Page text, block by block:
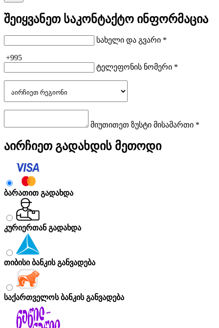
შეიყვანეთ საკონტაქტო ინფორმაცია
სახელი და გვარი *
+995
ტელეფონის ნომერი *
მიუთითეთ ზუსტი მისამართი *
აირჩიეთ გადახდის მეთოდი
ბარათით გადახდა
კურიერთან გადახდა
თიბისი ბანკის განვადება
საქართველოს ბანკის განვადება